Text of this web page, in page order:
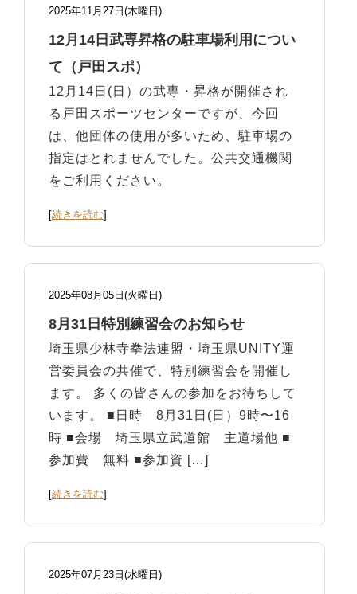
2025年11月27日(木曜日)
12月14日武専昇格の駐車場利用につい
て（戸田スポ）
12月14日(日）の武専・昇格が開催され
る戸田スポーツセンターですが、今回
は、他団体の使用が多いため、駐車場の
指定はとれませんでした。公共交通機関
をご利用ください。
[続きを読む]
2025年08月05日(火曜日)
8月31日特別練習会のお知らせ
埼玉県少林寺拳法連盟・埼玉県UNITY運
営委員会の共催で、特別練習会を開催し
ます。 多くの皆さんの参加をお待ちして
います。 ■日時 8月31日(日）9時〜16
時 ■会場 埼玉県立武道館 主道場他 ■
参加費 無料 ■参加資 […]
[続きを読む]
2025年07月23日(水曜日)